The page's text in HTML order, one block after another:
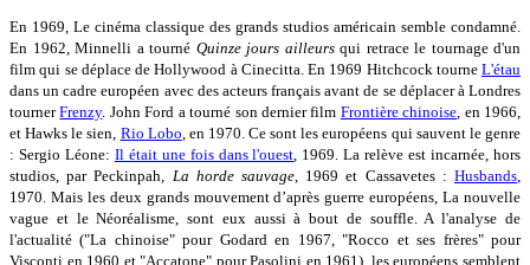
En 1969, Le cinéma classique des grands studios américain semble condamné.
En 1962, Minnelli a tourné Quinze jours ailleursqui retrace le tournage d'un
film qui se déplace de Hollywood à Cinecitta. En 1969 Hitchcock tourne L'étau
dans un cadre européen avec des acteurs français avant de se déplacer à Londres
tournerFrenzy. John Ford a tourné son dernier film Frontière chinoise , en 1966,
et Hawks le sien, Rio Lobo , en 1970. Ce sont les européens qui sauvent le genre
: Sergio Léone: Il était une fois dans l'ouest , 1969. La relève est incarnée, hors
studios, par Peckinpah,
La horde sauvage , 1969 et Cassavetes :Husbands
1970. Mais les deux grands mouvement d’après guerre européens, La nouvelle
vague et le Néoréalisme, sont eux aussi à bout de souffle. A l'analyse de
l'actualité ("La chinoise" pour Godard en 1967, "Rocco et ses frères" pour
Visconti en 1960 et "Accatone" pour Pasolini en 1961), les européens semblent